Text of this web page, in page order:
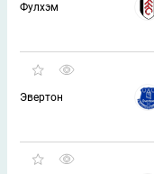
Фулхэм
Эвертон